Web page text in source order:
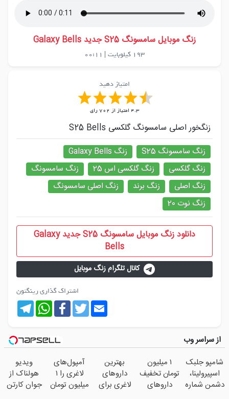
زنگ موبایل سامسونگ S25 جدید Galaxy Bells
193 کیلوبایت |
00:11
امتیاز دهید
4.3 امتیاز از 702رای
زنگخور اصلی سامسونگ گلکسی S25 Bells
زنگ سامسونگ S25
زنگ Galaxy Bells
زنگ گلکسی
زنگ گلکسی اس 25
زنگ سامسونگ
زنگ اصلی
زنگ برند
زنگ اصلی سامسونگ
زنگ نوت 20
دانلود زنگ موبایل سامسونگ S25 جدید Galaxy
Bells
کانال تلگرام زنگ موبایل
اشتراک گذاری رینگتون
Telegram
WhatsAppFacebookTwitterEmail
از سراسر وب
شامپو جلبک
اسپیرولینا،
دشمن شماره
۱ میلیون
تومان تخفیف
داروهای
بهترین
داروهای
لاغری برای
آمپول‌های
لاغری را ۱
میلیون تومان
ویدیو
هولناک از
جوان کارتن